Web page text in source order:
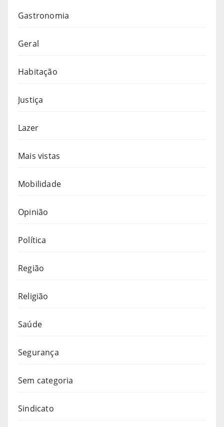
Gastronomia
Geral
Habitação
Justiça
Lazer
Mais vistas
Mobilidade
Opinião
Política
Região
Religião
Saúde
Segurança
Sem categoria
Sindicato